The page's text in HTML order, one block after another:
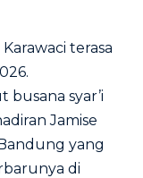
terasa
syar’i
Jamise
yang
di